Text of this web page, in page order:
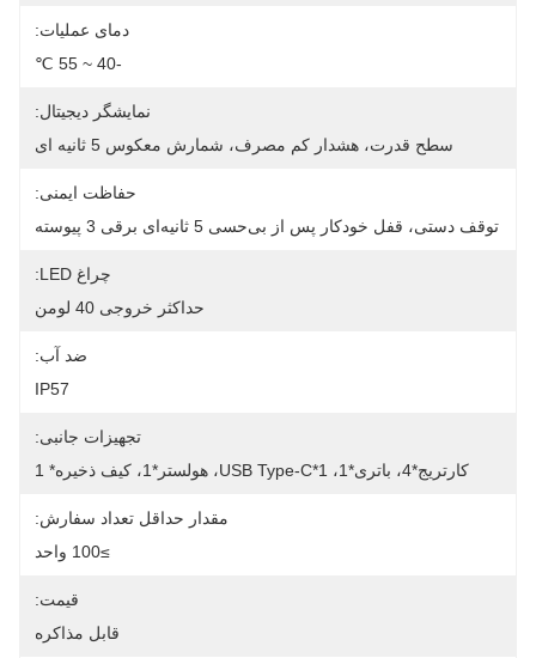
دمای عملیات:
-40 ~ 55 ℃
نمایشگر دیجیتال:
سطح قدرت، هشدار کم مصرف، شمارش معکوس 5 ثانیه ای
حفاظت ایمنی:
توقف دستی، قفل خودکار پس از بی‌حسی 5 ثانیه‌ای برقی 3 پیوسته
چراغ LED:
حداکثر خروجی 40 لومن
ضد آب:
IP57
تجهیزات جانبی:
کارتریج*4، باتری*1، USB Type-C*1، هولستر*1، کیف ذخیره* 1
مقدار حداقل تعداد سفارش:
≥100 واحد
قیمت:
قابل مذاکره